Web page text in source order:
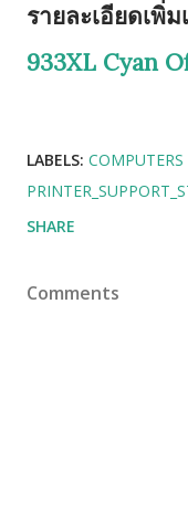
รายละเอียดเพิ่ม
933XL Cyan
LABELS:
SHARE
Comments